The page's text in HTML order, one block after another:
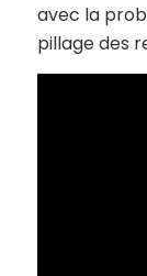
avec la
pillage des